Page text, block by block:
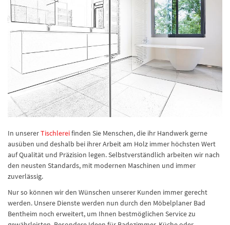
In unsererTischlereifinden Sie Menschen, die ihr Handwerk gerne
ausüben und deshalb bei ihrer Arbeit am Holz immer höchsten Wert
auf Qualität und Präzision legen. Selbstverständlich arbeiten wir nach
den neusten Standards, mit modernen Maschinen und immer
zuverlässig.
Nur so können wir den Wünschen unserer Kunden immer gerecht
werden. Unsere Dienste werden nun durch den Möbelplaner Bad
Bentheim noch erweitert, um Ihnen bestmöglichen Service zu